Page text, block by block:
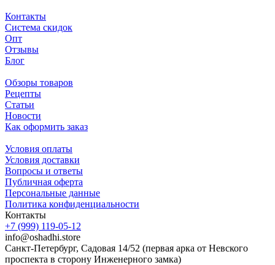
Контакты
Система скидок
Опт
Отзывы
Блог
Обзоры товаров
Рецепты
Статьи
Новости
Как оформить заказ
Условия оплаты
Условия доставки
Вопросы и ответы
Публичная оферта
Персональные данные
Политика конфиденциальности
Контакты
+7 (999) 119-05-12
info@oshadhi.store
Санкт-Петербург, Садовая 14/52 (первая арка от Невского
проспекта в сторону Инженерного замка)